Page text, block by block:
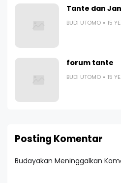
Tante dan
BUDI UTOMO 15
forum tante
BUDI UTOMO 15
Posting Komentar
Budayakan Meninggalkan